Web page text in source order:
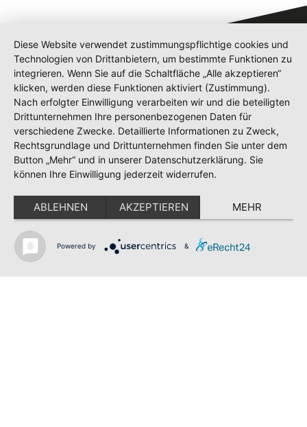
SV GESCHER E.V.
Shop
Kontakt
Impressum
Datenschutz
Datenschutzordnung
Teilnahmebedingungen Gewinnspiel
Diese Website verwendet zustimmungspflichtige cookies und
Technologien von Drittanbietern, um bestimmte Funktionen zu
integrieren. Wenn Sie auf die Schaltfläche „Alle akzeptieren“
klicken, werden diese Funktionen aktiviert (Zustimmung).
Nach erfolgter Einwilligung verarbeiten wir und die beteiligten
Drittunternehmen Ihre personenbezogenen Daten für
verschiedene Zwecke. Detaillierte Informationen zu Zweck,
Rechtsgrundlage und Drittunternehmen finden Sie unter dem
Button „Mehr“ und in unserer Datenschutzerklärung. Sie
können Ihre Einwilligung jederzeit widerrufen.
ABLEHNEN AKZEPTIEREN MEHR
Powered by &